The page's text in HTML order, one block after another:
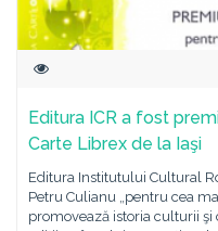
Editura ICR a fost
Carte Librex de la Iaşi
Editura Institutului Cultural
Petru Culianu „pentru cea
promovează istoria culturii şi